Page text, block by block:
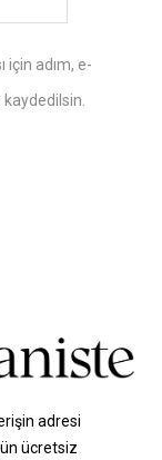
için adım, e-
adresi
ücretsiz